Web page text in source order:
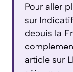
Pour aller
sur
depuis la
article sur